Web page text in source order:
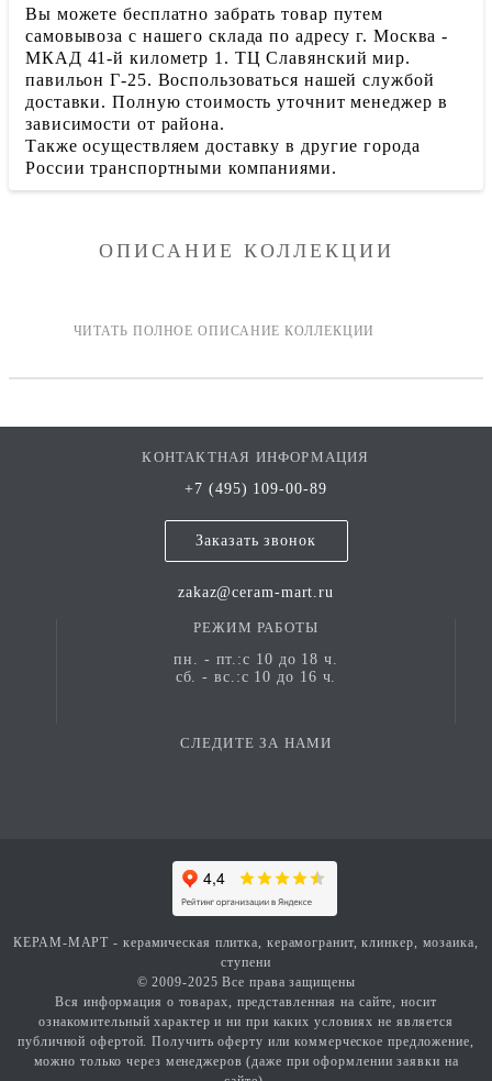
Вы можете бесплатно забрать товар путем
самовывоза с нашего склада по адресу г. Москва -
МКАД 41-й километр 1. ТЦ Славянский мир.
павильон Г-25. Воспользоваться нашей службой
доставки. Полную стоимость уточнит менеджер в
зависимости от района.
Также осуществляем доставку в другие города
России транспортными компаниями.
ОПИСАНИЕ КОЛЛЕКЦИИ
КОНТАКТНАЯ ИНФОРМАЦИЯ
+7 (495) 109-00-89
Заказать звонок
zakaz@ceram-mart.ru
РЕЖИМ РАБОТЫ
пн. - пт.:с 10 до 18 ч.
сб. - вс.:с 10 до 16 ч.
СЛЕДИТЕ ЗА НАМИ
КЕРАМ-МАРТ - керамическая плитка, керамогранит, клинкер, мозаика,
ступени
© 2009-2025 Все права защищены
Вся информация о товарах, представленная на сайте, носит
ознакомительный характер и ни при каких условиях не является
публичной офертой. Получить оферту или коммерческое предложение,
можно только через менеджеров (даже при оформлении заявки на